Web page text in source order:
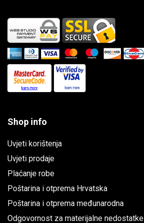
Shop info
Uvjeti korištenja
Uvjeti prodaje
Plaćanje robe
Poštarina i otprema Hrvatska
Poštarina i otprema međunarodna
Odgovornost za materijalne nedostatke